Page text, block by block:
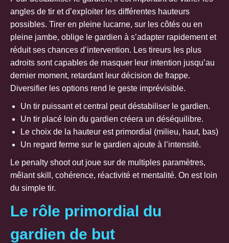
angles de tir et d’exploiter les différentes hauteurs
possibles. Tirer en pleine lucarne, sur les côtés ou en
pleine jambe, oblige le gardien à s’adapter rapidement et
réduit ses chances d’intervention. Les tireurs les plus
adroits sont capables de masquer leur intention jusqu’au
dernier moment, retardant leur décision de frappe.
Diversifier les options rend le geste imprévisible.
Un tir puissant et central peut déstabiliser le gardien.
Un tir placé loin du gardien créera un déséquilibre.
Le choix de la hauteur est primordial (milieu, haut, bas)
Un regard ferme sur le gardien ajoute à l’intensité.
Le penalty shoot out joue sur de multiples paramètres,
mêlant skill, cohérence, réactivité et mentalité. On est loin
du simple tir.
Le rôle primordial du
gardien de but